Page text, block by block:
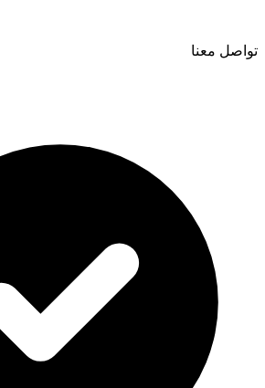
تواصل معنا